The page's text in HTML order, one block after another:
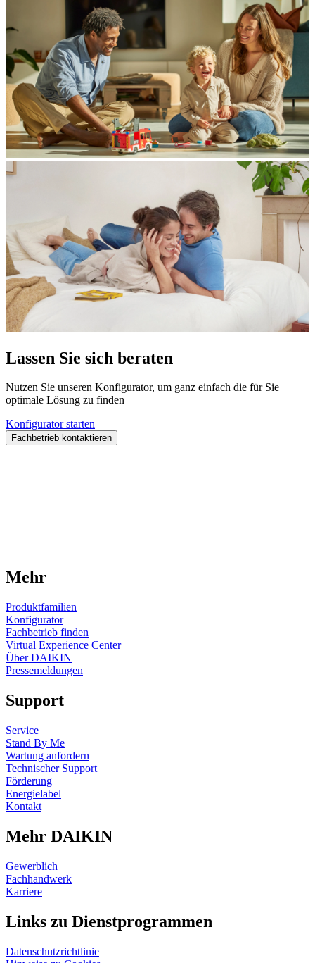
Lassen Sie sich beraten
Nutzen Sie unseren Konfigurator, um ganz einfach die für Sie
optimale Lösung zu finden
Konfigurator starten
Fachbetrieb kontaktieren
Mehr
Produktfamilien
Konfigurator
Fachbetrieb finden
Virtual Experience Center
Über DAIKIN
Pressemeldungen
Support
Service
Stand By Me
Wartung anfordern
Technischer Support
Förderung
Energielabel
Kontakt
Mehr DAIKIN
Gewerblich
Fachhandwerk
Karriere
Links zu Dienstprogrammen
Datenschutzrichtlinie